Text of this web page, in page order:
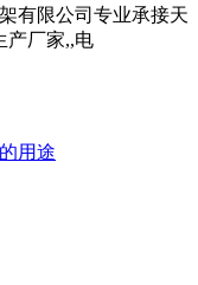
有限公司专业承接天
产厂家,,电
用途